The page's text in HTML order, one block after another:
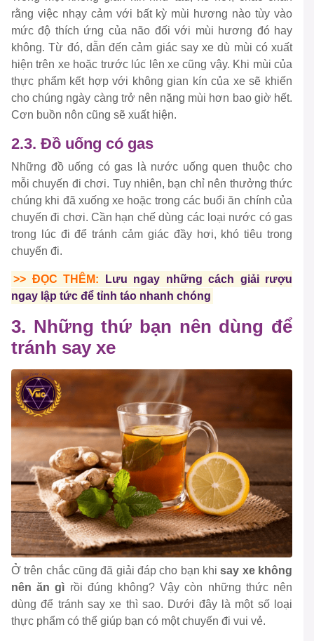
rằng việc nhạy cảm với bất kỳ mùi hương nào tùy vào
mức độ thích ứng của não đối với mùi hương đó hay
không. Từ đó, dẫn đến cảm giác say xe dù mùi có xuất
hiện trên xe hoặc trước lúc lên xe cũng vậy. Khi mùi của
thực phẩm kết hợp với không gian kín của xe sẽ khiến
cho chúng ngày càng trở nên nặng mùi hơn bao giờ hết.
Cơn buồn nôn cũng sẽ xuất hiện.
2.3. Đồ uống có gas
Những đồ uống có gas là nước uống quen thuộc cho
mỗi chuyến đi chơi. Tuy nhiên, bạn chỉ nên thưởng thức
chúng khi đã xuống xe hoặc trong các buổi ăn chính của
chuyến đi chơi. Cần hạn chế dùng các loại nước có gas
trong lúc đi để tránh cảm giác đầy hơi, khó tiêu trong
chuyến đi.
>> ĐỌC THÊM:
Lưu ngay những cách giải rượu
ngay lập tức để tỉnh táo nhanh chóng
3. Những thứ bạn nên dùng để
tránh say xe
Ở trên chắc cũng đã giải đáp cho bạn khisay xe không
nên ăn gì rồi đúng không? Vậy còn những thức nên
dùng để tránh say xe thì sao. Dưới đây là một số loại
thực phẩm có thể giúp bạn có một chuyến đi vui vẻ.